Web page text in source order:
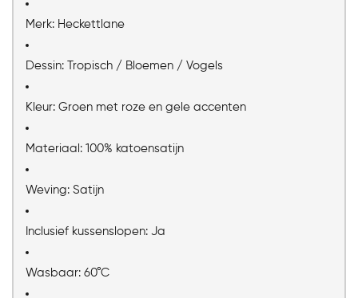
Merk: Heckettlane
Dessin: Tropisch / Bloemen / Vogels
Kleur: Groen met roze en gele accenten
Materiaal: 100% katoensatijn
Weving: Satijn
Inclusief kussenslopen: Ja
Wasbaar: 60°C